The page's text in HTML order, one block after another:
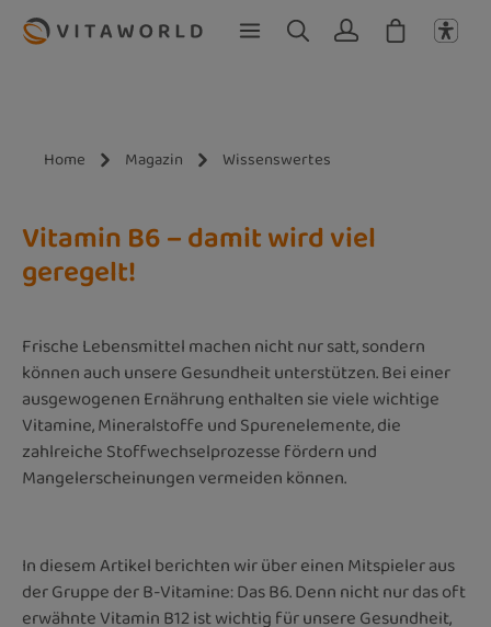
Zum Hauptinhalt springen
Home Magazin Wissenswertes
Vitamin B6 – damit wird viel
geregelt!
Frische Lebensmittel machen nicht nur satt, sondern
können auch unsere Gesundheit unterstützen. Bei einer
ausgewogenen Ernährung enthalten sie viele wichtige
Vitamine, Mineralstoffe und Spurenelemente, die
zahlreiche Stoffwechselprozesse fördern und
Mangelerscheinungen vermeiden können.
In diesem Artikel berichten wir über einen Mitspieler aus
der Gruppe der B-Vitamine: Das B6. Denn nicht nur das oft
erwähnte Vitamin B12 ist wichtig für unsere Gesundheit,